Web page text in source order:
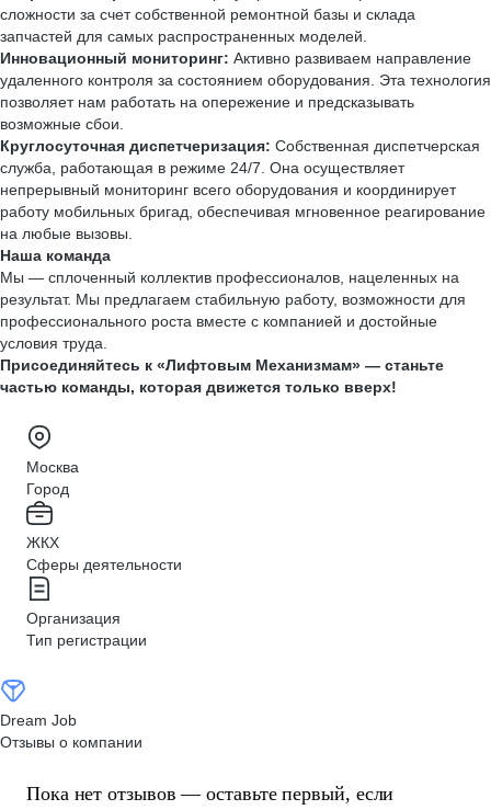
сложности за счет собственной ремонтной базы и склада
запчастей для самых распространенных моделей.
Инновационный мониторинг: Активно развиваем направление
удаленного контроля за состоянием оборудования. Эта технология
позволяет нам работать на опережение и предсказывать
возможные сбои.
Круглосуточная диспетчеризация: Собственная диспетчерская
служба, работающая в режиме 24/7. Она осуществляет
непрерывный мониторинг всего оборудования и координирует
работу мобильных бригад, обеспечивая мгновенное реагирование
на любые вызовы.
Наша команда
Мы — сплоченный коллектив профессионалов, нацеленных на
результат. Мы предлагаем стабильную работу, возможности для
профессионального роста вместе с компанией и достойные
условия труда.
Присоединяйтесь к «Лифтовым Механизмам» — станьте
частью команды, которая движется только вверх!
Москва
Город
ЖКХ
Сферы деятельности
Организация
Тип регистрации
Dream Job
Отзывы о компании
Пока нет отзывов — оставьте первый, если